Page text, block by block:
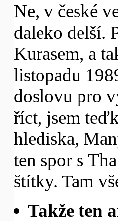
Ne, v české
daleko delší.
Kurasem, a
listopadu
doslovu pro
říct, jsem
hlediska,
ten spor s
štítky. Tam
Takže ten